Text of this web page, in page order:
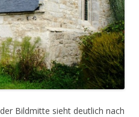
Bildmitte sieht deutlich nach